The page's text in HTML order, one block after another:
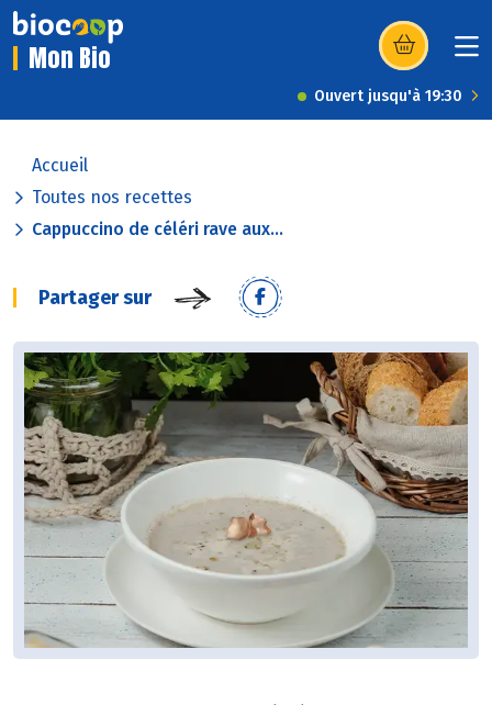
Mon Bio (s’ouvre dans
Ouvert jusqu'à 19:30
Accueil
Toutes nos recettes
Cappuccino de céléri rave aux...
Partager sur